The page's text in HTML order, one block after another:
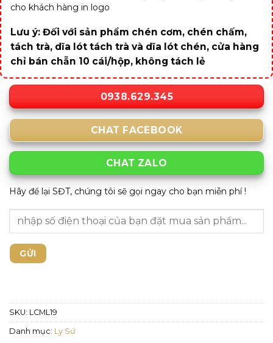
cho khách hàng in logo
Lưu ý: Đối với sản phẩm chén cơm, chén chấm,
tách trà, dĩa lót tách trà và dĩa lót chén, cửa hàng
chỉ bán chẵn 10 cái/hộp, không tách lẻ
0938.629.345
CHAT FACEBOOK
CHAT ZALO
Hãy để lại SĐT, chúng tôi sẽ gọi ngay cho bạn miễn phí !
SKU: LCML19
Danh mục: Ly Sứ